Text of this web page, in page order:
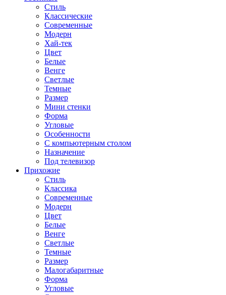
Стиль
Классические
Современные
Модерн
Хай-тек
Цвет
Белые
Венге
Светлые
Темные
Размер
Мини стенки
Форма
Угловые
Особенности
С компьютерным столом
Назначение
Под телевизор
Прихожие
Стиль
Классика
Современные
Модерн
Цвет
Белые
Венге
Светлые
Темные
Размер
Малогабаритные
Форма
Угловые